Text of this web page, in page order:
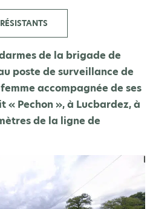
RÉSISTANTS
de la brigade de
poste de surveillance de
accompagnée de ses
Pechon », à Lucbardez, à
de la ligne de